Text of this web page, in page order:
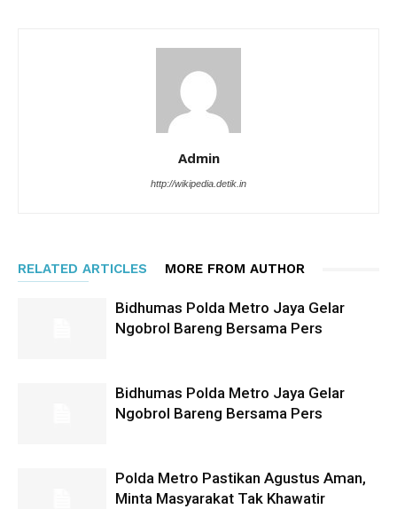
Admin
http://wikipedia.detik.in
RELATED ARTICLES MORE FROM AUTHOR
Bidhumas Polda Metro Jaya Gelar
Ngobrol Bareng Bersama Pers
Bidhumas Polda Metro Jaya Gelar
Ngobrol Bareng Bersama Pers
Polda Metro Pastikan Agustus Aman,
Minta Masyarakat Tak Khawatir